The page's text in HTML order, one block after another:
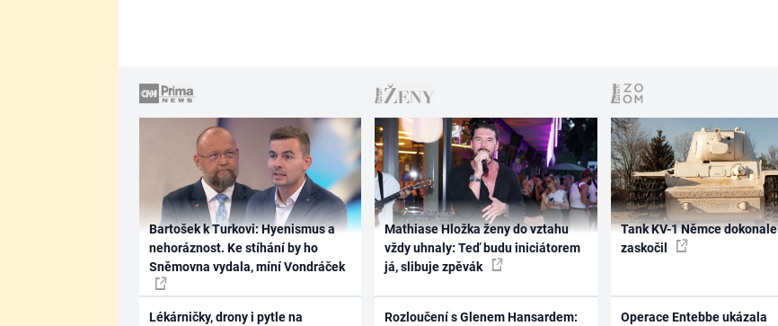
Bartošek k Turkovi: Hyenismus a
nehoráznost. Ke stíhání by ho
Sněmovna vydala, míní Vondráček
Lékárničky, drony i pytle na
Mathiase Hložka ženy do vztahu
vždy uhnaly: Teď budu iniciátorem
já, slibuje zpěvák
Rozloučení s Glenem Hansardem:
Tank KV-1 Němce dokonale
zaskočil
Operace Entebbe ukázala